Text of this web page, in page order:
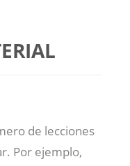
de lecciones
Por ejemplo,